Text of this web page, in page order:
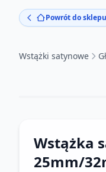
Powrót do sklepu
Wstążki satynowe
Wstążka
25mm/